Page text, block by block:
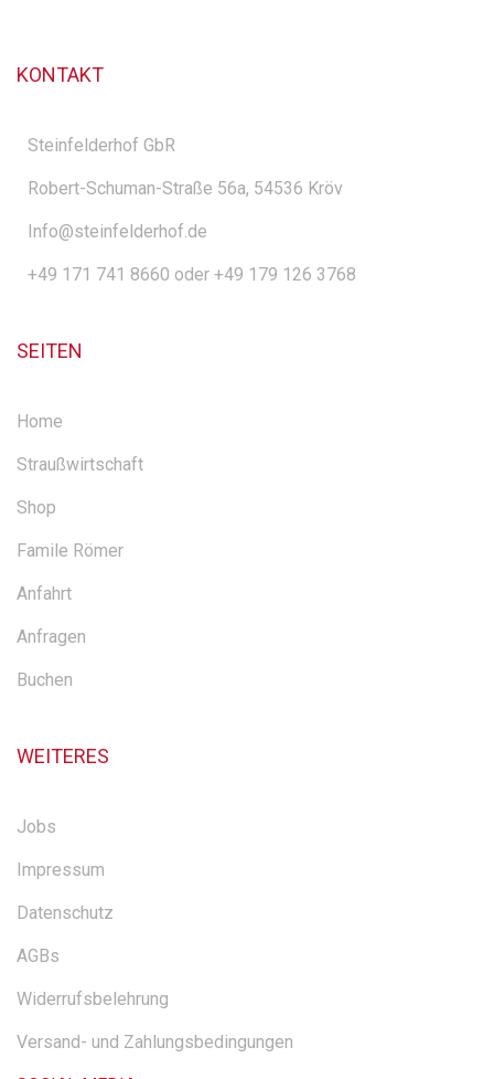
KONTAKT
Steinfelderhof GbR
Robert-Schuman-Straße 56a, 54536 Kröv
Info@steinfelderhof.de
+49 171 741 8660 oder +49 179 126 3768
SEITEN
Home
Straußwirtschaft
Shop
Famile Römer
Anfahrt
Anfragen
Buchen
WEITERES
Jobs
Impressum
Datenschutz
AGBs
Widerrufsbelehrung
Versand- und Zahlungsbedingungen